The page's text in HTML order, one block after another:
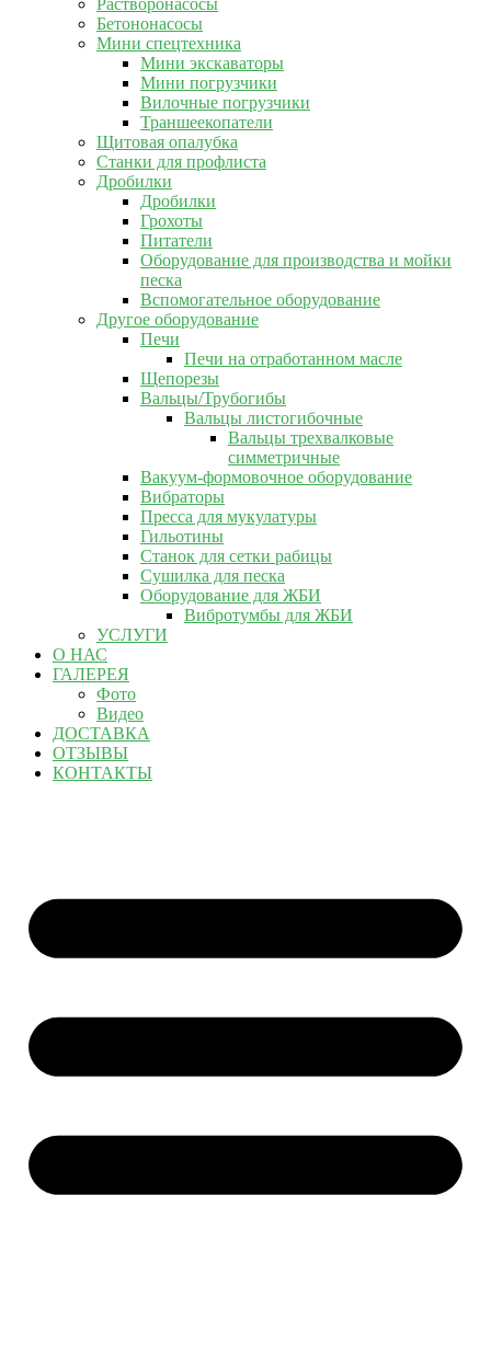
Растворонасосы
Бетононасосы
Мини спецтехника
Мини экскаваторы
Мини погрузчики
Вилочные погрузчики
Траншеекопатели
Щитовая опалубка
Станки для профлиста
Дробилки
Дробилки
Грохоты
Питатели
Оборудование для производства и мойки
песка
Вспомогательное оборудование
Другое оборудование
Печи
Печи на отработанном масле
Щепорезы
Вальцы/Трубогибы
Вальцы листогибочные
Вальцы трехвалковые
симметричные
Вакуум-формовочное оборудование
Вибраторы
Пресса для мукулатуры
Гильотины
Станок для сетки рабицы
Сушилка для песка
Оборудование для ЖБИ
Вибротумбы для ЖБИ
УСЛУГИ
О НАС
ГАЛЕРЕЯ
Фото
Видео
ДОСТАВКА
ОТЗЫВЫ
КОНТАКТЫ